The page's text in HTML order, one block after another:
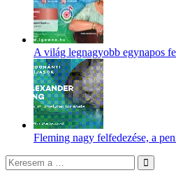
A világ legnagyobb egynapos
Fleming nagy felfedezése, a